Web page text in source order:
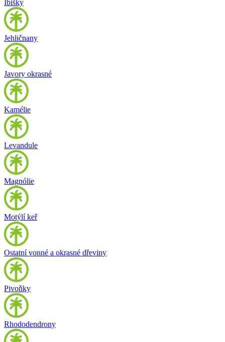
Ibišky
Jehličnany
Javory okrasné
Kamélie
Levandule
Magnólie
Motýlí keř
Ostatní vonné a okrasné dřeviny
Pivoňky
Rhododendrony